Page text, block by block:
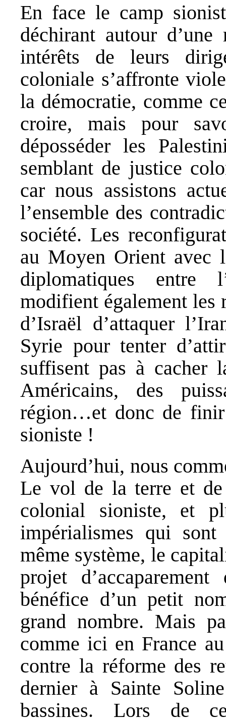
En face le camp
déchirant autour
intérêts de leurs
coloniale s’affronte
la démocratie, comme
croire, mais pour
déposséder les
semblant de justice
car nous assistons
l’ensemble des
société. Les
au Moyen Orient avec
diplomatiques entre
modifient également les
d’Israël d’attaquer
Syrie pour tenter
suffisent pas à cacher
Américains, des
région…et donc de
sioniste !
Aujourd’hui, nous
Le vol de la terre et
colonial sioniste, et
impérialismes qui
même système, le
projet
bénéfice d’un petit
grand nombre. Mais
comme ici en France
contre la réforme des
dernier à Sainte
bassines. Lors de